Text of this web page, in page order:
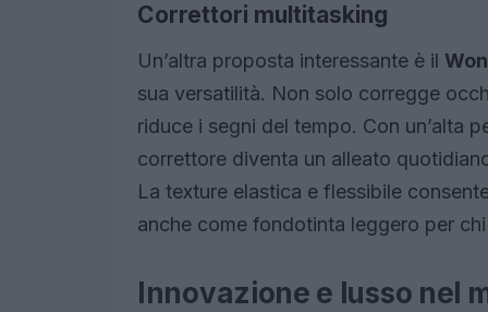
Correttori multitasking
Un’altra proposta interessante è il
sua versatilità. Non solo corregge
riduce i segni del tempo. Con un’alta
correttore diventa un alleato
La texture elastica e flessibile
anche come fondotinta leggero per
Innovazione e lusso nel